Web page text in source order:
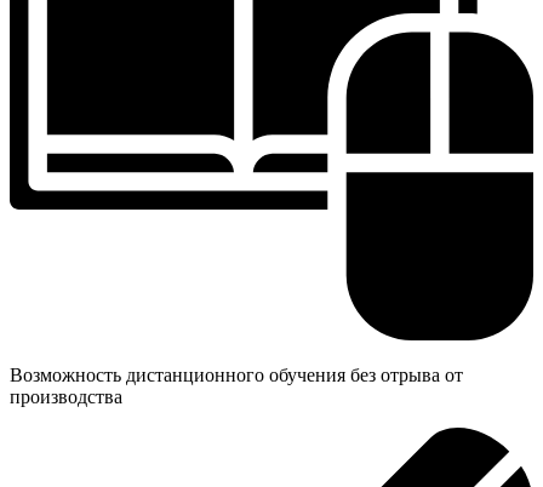
Возможность дистанционного обучения без отрыва от
производства